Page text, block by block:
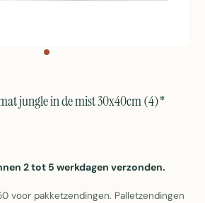
jungle in de mist 30x40cm (4)*
2 tot 5 werkdagen verzonden.
voor pakketzendingen. Palletzendingen